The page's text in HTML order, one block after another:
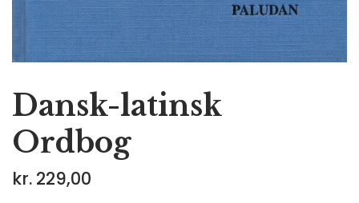
Dansk-latinsk
Ordbog
kr. 229,00